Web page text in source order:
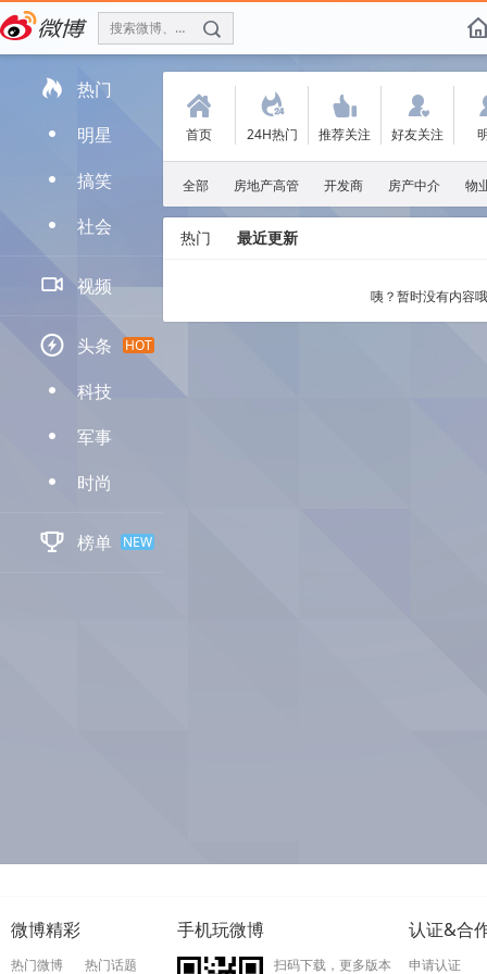
搜索微博、找人 f
 热门
D 明星
D 搞笑
D 社会
 视频
 头条 HOT
D 科技
D 军事
D 时尚
 榜单 NEW
(
首页
.
24H热门
'
推荐关注
:
好友关注
全部 房地产高管 开发商 房产中介 物
热门 最近更新
咦？暂时没有内容
微博精彩
热门微博 热门话题
手机玩微博
扫码下载，更多版本
认证&合
申请认证